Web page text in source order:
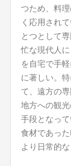
つため、料
く応用され
とつとして
忙な現代人
を自宅で手
に著しい。
て、遠方の
地方への観
手段となっ
食材であっ
より日常的